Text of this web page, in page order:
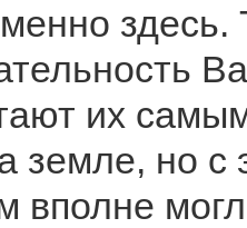
здесь.
их
земле, но с
вполне